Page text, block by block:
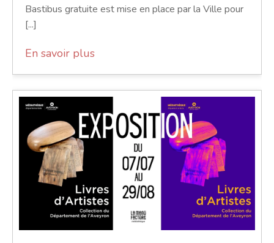
Bastibus gratuite est mise en place par la Ville pour
[...]
En savoir plus